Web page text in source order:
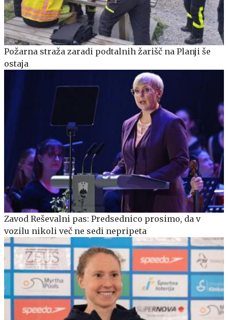
Požarna straža zaradi podtalnih žarišč na Planji še
ostaja
Zavod Reševalni pas: Predsednico prosimo, da v
vozilu nikoli več ne sedi nepripeta